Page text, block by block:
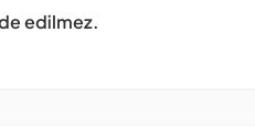
edilmez.